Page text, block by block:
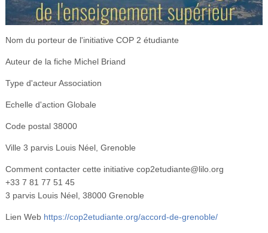
Nom du porteur de l'initiative COP 2 étudiante
Auteur de la fiche Michel Briand
Type d'acteurAssociation
Echelle d'action Globale
Code postal 38000
Ville 3 parvis Louis Néel, Grenoble
Comment contacter cette initiative cop2etudiante@lilo.org
+33 7 81 77 51 45
3 parvis Louis Néel, 38000 Grenoble
Lien Web https://cop2etudiante.org/accord-de-grenoble/